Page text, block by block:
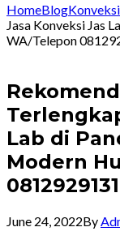
HomeBlog
Jasa Konveksi Jas
WA/Telepon
Lab di
Modern
June 24, 2022By